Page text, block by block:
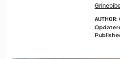
AUTHOR: